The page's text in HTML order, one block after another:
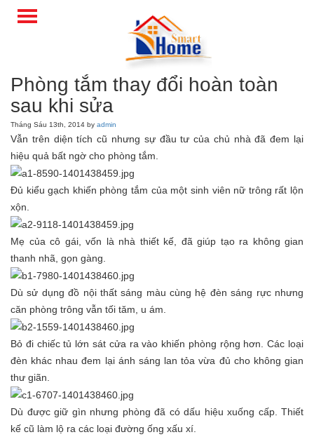
Phòng tắm thay đổi hoàn toàn
sau khi sửa
Tháng Sáu 13th, 2014 by admin
Vẫn trên diện tích cũ nhưng sự đầu tư của chủ nhà đã đem lại
hiệu quả bất ngờ cho phòng tắm.
Đủ kiểu gạch khiến phòng tắm của một sinh viên nữ trông rất lộn
xộn.
Mẹ của cô gái, vốn là nhà thiết kế, đã giúp tạo ra không gian
thanh nhã, gọn gàng.
Dù sử dụng đồ nội thất sáng màu cùng hệ đèn sáng rực nhưng
căn phòng trông vẫn tối tăm, u ám.
Bỏ đi chiếc tủ lớn sát cửa ra vào khiến phòng rộng hơn. Các loại
đèn khác nhau đem lại ánh sáng lan tỏa vừa đủ cho không gian
thư giãn.
Dù được giữ gìn nhưng phòng đã có dấu hiệu xuống cấp. Thiết
kế cũ làm lộ ra các loại đường ống xấu xí.